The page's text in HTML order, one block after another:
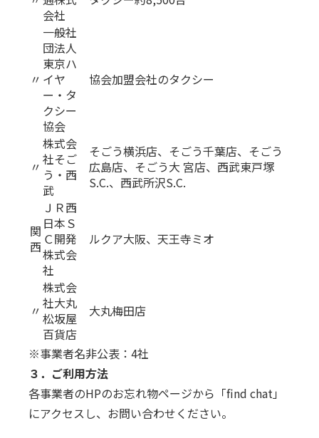
会社
〃
一般社
団法人
東京ハ
イヤ
ー・タ
クシー
協会
協会加盟会社のタクシー
〃
株式会
社そご
う・西
武
そごう横浜店、そごう千葉店、そごう
広島店、そごう大 宮店、西武東戸塚
S.C.、西武所沢S.C.
関
西
ＪＲ西
日本Ｓ
Ｃ開発
株式会
社
ルクア大阪、天王寺ミオ
〃
株式会
社大丸
松坂屋
百貨店
大丸梅田店
※事業者名非公表：4社
３．ご利用方法
各事業者のHPのお忘れ物ページから「find chat」
にアクセスし、お問い合わせください。